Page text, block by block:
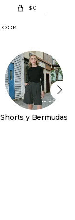
$ 0
Shorts y Bermudas